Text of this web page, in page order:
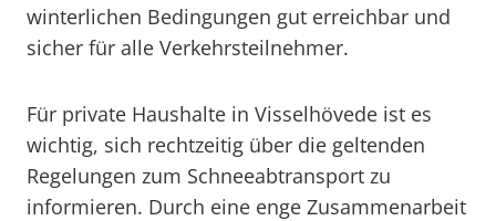
winterlichen Bedingungen gut erreichbar und
sicher für alle Verkehrsteilnehmer.
Für private Haushalte in Visselhövede ist es
wichtig, sich rechtzeitig über die geltenden
Regelungen zum Schneeabtransport zu
informieren. Durch eine enge Zusammenarbeit